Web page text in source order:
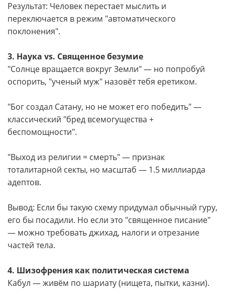
Результат: Человек перестает мыслить и
переключается в режим "автоматического
поклонения".
3. Наука vs. Священное безумие
"Солнце вращается вокруг Земли" — но попробуй
оспорить, "ученый муж" назовёт тебя еретиком.
"Бог создал Сатану, но не может его победить" —
классический "бред всемогущества +
беспомощности".
"Выход из религии = смерть" — признак
тоталитарной секты, но масштаб — 1.5 миллиарда
адептов.
Вывод: Если бы такую схему придумал обычный гуру,
его бы посадили. Но если это "священное писание"
— можно требовать джихад, налоги и отрезание
частей тела.
4. Шизофрения как политическая система
Кабул — живём по шариату (нищета, пытки, казни).